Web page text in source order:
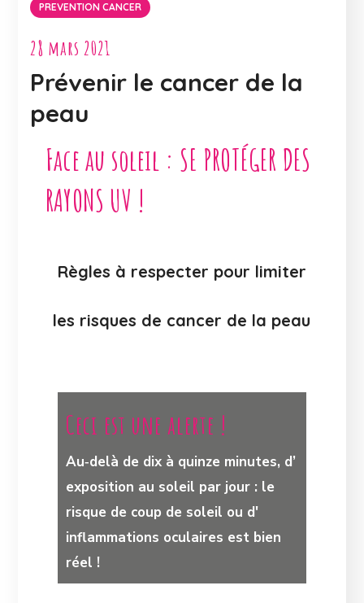
PREVENTION CANCER
28 mars 2021
Prévenir le cancer de la
peau
Face au soleil : SE PROTÉGER DES
RAYONS UV !
Règles à respecter pour limiter
les risques de cancer de la peau
Ceci est une alerte !
Au‑delà de dix à quinze minutes, d’
exposition au soleil par jour : le
risque de coup de soleil ou d'
inflammations oculaires est bien
réel !